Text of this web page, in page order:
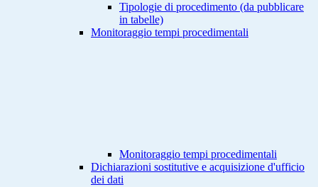
Tipologie di procedimento (da pubblicare
in tabelle)
Monitoraggio tempi procedimentali
Monitoraggio tempi procedimentali
Dichiarazioni sostitutive e acquisizione d'ufficio
dei dati